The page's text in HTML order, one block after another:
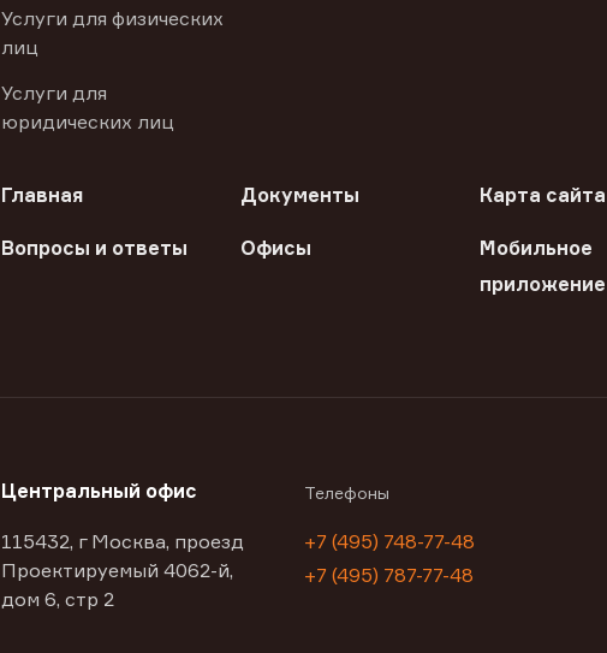
Услуги для физических
лиц
Услуги для
юридических лиц
Главная Документы Карта сайта
Вопросы и ответы Офисы
Мобильное
приложение
Центральный офис
115432, г Москва, проезд
Проектируемый 4062-й,
дом 6, стр 2
Телефоны
+7 (495) 748-77-48
+7 (495) 787-77-48